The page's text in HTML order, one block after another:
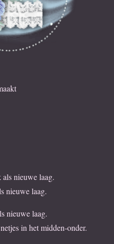
nieuwe laag.
nieuwe laag.
nieuwe laag.
in het midden-onder.